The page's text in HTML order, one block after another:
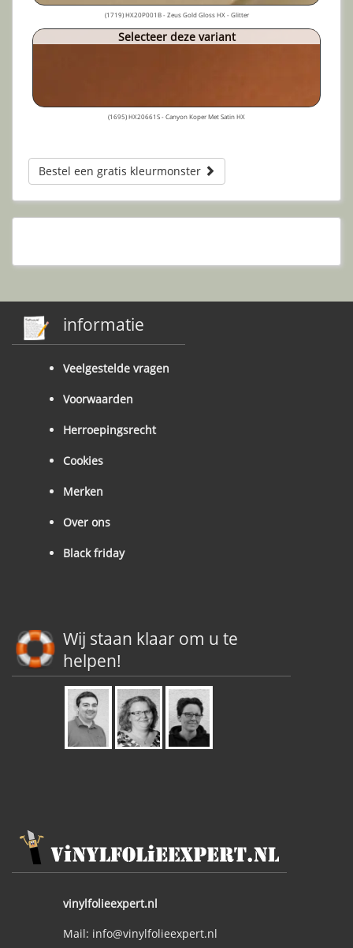
(1719) HX20P001B - Zeus Gold Gloss HX - Glitter
Selecteer deze variant
(1695) HX20661S - Canyon Koper Met Satin HX
Bestel een gratis kleurmonster
informatie
Veelgestelde vragen
Voorwaarden
Herroepingsrecht
Cookies
Merken
Over ons
Black friday
Wij staan klaar om u te
helpen!
vinylfolieexpert.nl
Mail: info@vinylfolieexpert.nl